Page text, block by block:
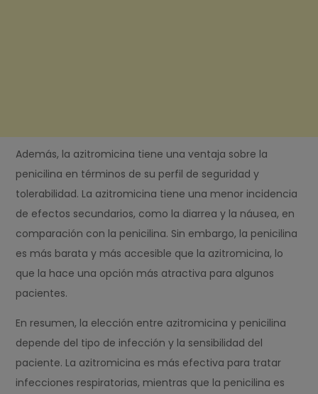
Además, la azitromicina tiene una ventaja sobre la
penicilina en términos de su perfil de seguridad y
tolerabilidad. La azitromicina tiene una menor incidencia
de efectos secundarios, como la diarrea y la náusea, en
comparación con la penicilina. Sin embargo, la penicilina
es más barata y más accesible que la azitromicina, lo
que la hace una opción más atractiva para algunos
pacientes.
En resumen, la elección entre azitromicina y penicilina
depende del tipo de infección y la sensibilidad del
paciente. La azitromicina es más efectiva para tratar
infecciones respiratorias, mientras que la penicilina es